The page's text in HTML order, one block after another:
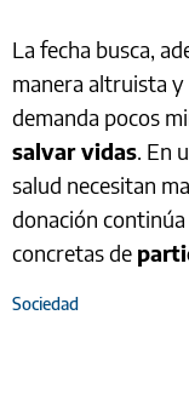
La fecha busca,
manera altruista y
demanda pocos
salvar vidas. En
salud necesitan
donación
concretas de
Sociedad